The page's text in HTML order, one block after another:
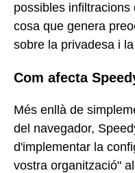
possibles
cosa que genera
sobre la privadesa i
Com afecta
Més enllà de
del navegador,
d'implementar la
vostra organització"